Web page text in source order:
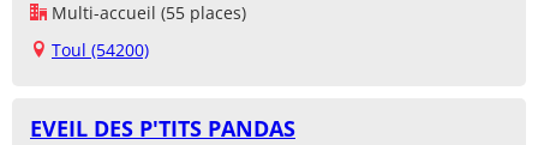
Multi-accueil (55 places)
Toul (54200)
EVEIL DES P'TITS PANDAS